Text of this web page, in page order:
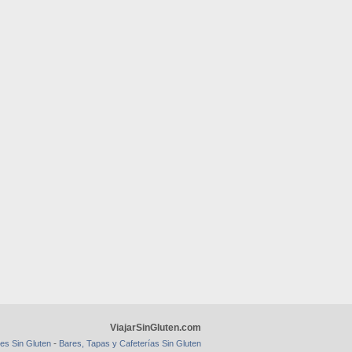
ViajarSinGluten.com
Sin Gluten - Bares, Tapas y Cafeterías Sin Gluten